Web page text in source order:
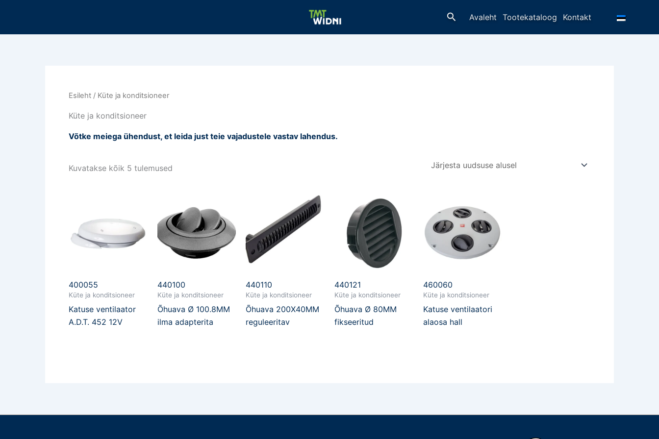
OtsingAvaleht Tootekataloog Kontakt
Esileht / Küte ja konditsioneer
Küte ja konditsioneer
Võtke meiega ühendust, et leida just teie vajadustele vastav lahendus.
Kuvatakse kõik 5 tulemused
400055
Küte ja konditsioneer
Katuse ventilaator
A.D.T. 452 12V
440100
Küte ja konditsioneer
Õhuava Ø 100.8MM
ilma adapterita
440110
Küte ja konditsioneer
Õhuava 200X40MM
reguleeritav
440121
Küte ja konditsioneer
Õhuava Ø 80MM
fikseeritud
460060
Küte ja konditsioneer
Katuse ventilaatori
alaosa hall